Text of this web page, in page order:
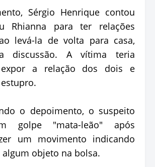
Sérgio Henrique contou
Rhianna para ter relações
levá-la de volta para casa,
discussão. A vítima teria
expor a relação dos dois e
o depoimento, o suspeito
golpe "mata-leão" após
um movimento indicando
algum objeto na bolsa.